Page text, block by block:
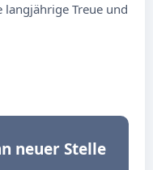
Treue und
neuer Stelle